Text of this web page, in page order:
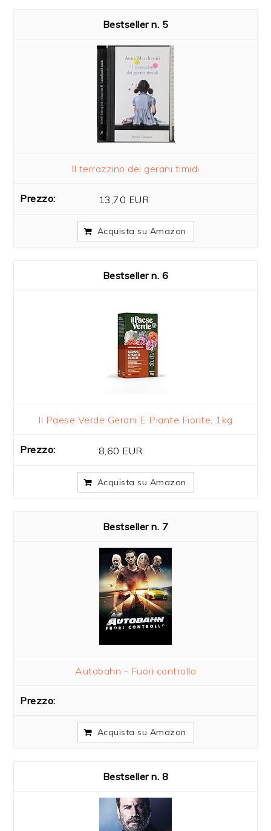
5
Il terrazzino dei gerani timidi
13,70 EUR
Acquista su Amazon
6
Il Paese Verde Gerani E Piante Fiorite, 1kg
8,60 EUR
Acquista su Amazon
7
Autobahn - Fuori controllo
Acquista su Amazon
8